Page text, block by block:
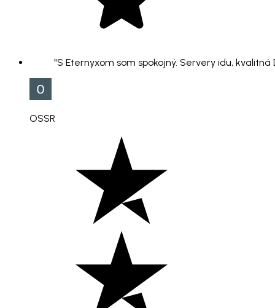
"S Eternyxom som spokojný. Servery idu,
OSSR